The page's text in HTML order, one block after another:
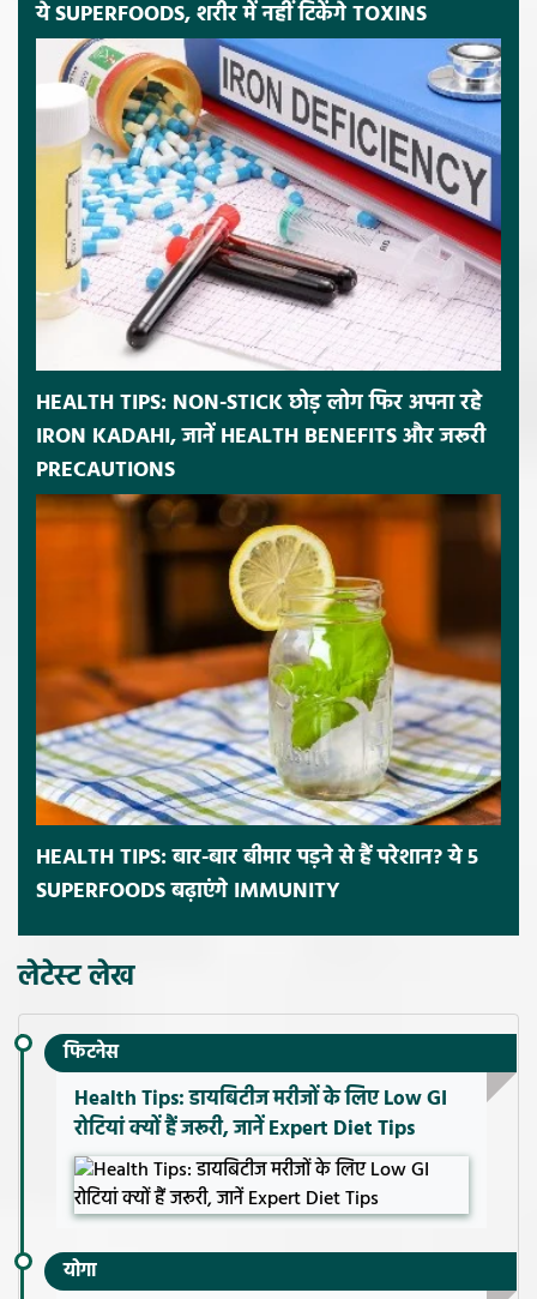
ये SUPERFOODS, शरीर में नहीं टिकेंगे TOXINS
HEALTH TIPS: NON-STICK छोड़ लोग फिर अपना रहे
IRON KADAHI, जानें HEALTH BENEFITS और जरूरी
PRECAUTIONS
HEALTH TIPS: बार-बार बीमार पड़ने से हैं परेशान? ये 5
SUPERFOODS बढ़ाएंगे IMMUNITY
लेटेस्ट लेख
फिटनेस
Health Tips: डायबिटीज मरीजों के लिए Low GI
रोटियां क्यों हैं जरूरी, जानें Expert Diet Tips
योगा